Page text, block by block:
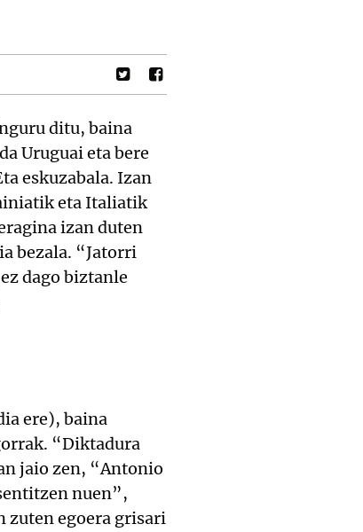
ditu, baina
Uruguai eta bere
eskuzabala. Izan
eta Italiatik
izan duten
bezala. “Jatorri
dago biztanle
ere), baina
“Diktadura
jaio zen, “Antonio
nuen”,
zuten egoera grisari